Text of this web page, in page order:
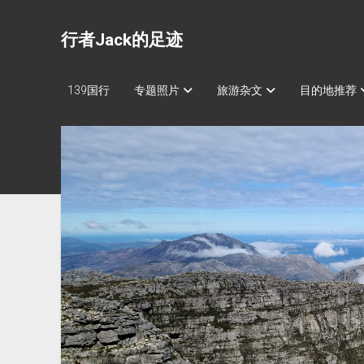
行者Jack的足迹
139国行 专题照片 旅游杂文 目的地推荐